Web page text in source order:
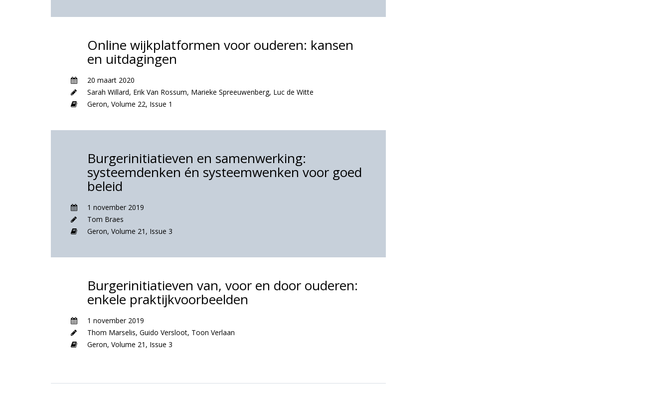
Online wijkplatformen voor ouderen: kansen
en uitdagingen
20 maart 2020
Sarah Willard, Erik Van Rossum, Marieke Spreeuwenberg, Luc de Witte
Geron, Volume 22, Issue 1
Burgerinitiatieven en samenwerking:
systeemdenken én systeemwenken voor goed
beleid
1 november 2019
Tom Braes
Geron, Volume 21, Issue 3
Burgerinitiatieven van, voor en door ouderen:
enkele praktijkvoorbeelden
1 november 2019
Thom Marselis, Guido Versloot, Toon Verlaan
Geron, Volume 21, Issue 3